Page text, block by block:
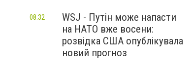
WSJ - Путін може напасти
на НАТО вже восени:
розвідка США опублікувала
новий прогноз
08:32